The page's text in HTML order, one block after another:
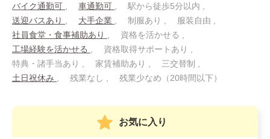
バイク通勤可
車通勤可
駅から徒歩5分以内
送迎バスあり
大手企業 制服あり
服装自由
社員食堂・食事補助あり
資格を活かせる
工場経験を活かせる
資格取得サポートあり
特典・諸手当あり
家賃補助あり
三交替制
土日祝休み
残業なし 残業少なめ（20時間以下）
お気に入り